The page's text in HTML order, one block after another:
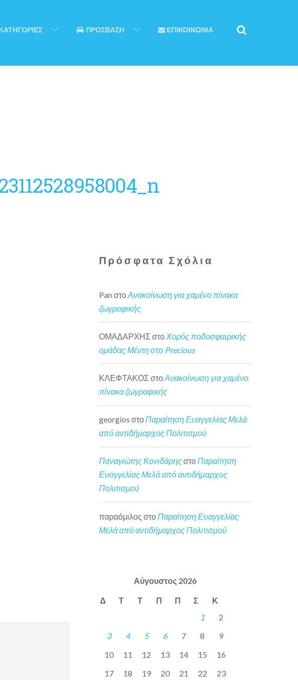
ΠΡΟΣΒΑΣΗ ΕΠΙΚΟΙΝΩΝΙΑ
Πρόσφατα Σχόλια
Pan στοΑνακοίνωση για χαμένο πίνακα
ζωγραφικής
ΟΜΑΔΑΡΧΗΣ στο Χορός ποδοσφαιρικής
ομάδας Μέντη στο Precious
ΚΛΕΦΤΑΚΟΣ στοΑνακοίνωση για χαμένο
πίνακα ζωγραφικής
georgios στοΠαραίτηση Ευαγγελίας Μελά
από αντιδήμαρχος Πολιτισμού
Παναγιώτης ΚονιδάρηςστοΠαραίτηση
Ευαγγελίας Μελά από αντιδήμαρχος
Πολιτισμού
παραόμιλος στο Παραίτηση Ευαγγελίας
Μελά από αντιδήμαρχος Πολιτισμού
Αύγουστος 2026
Δ Τ Τ Π Π Σ
Κ
1
2
3
4 5 6 7 8
9
10
11 12 13 14 15
16
17
18 19 20 21 22 23